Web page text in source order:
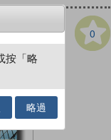
0
按「略
略過